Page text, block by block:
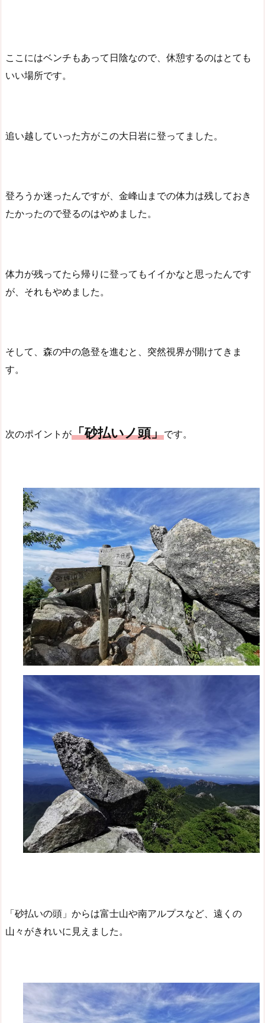
ここにはベンチもあって日陰なので、休憩するのはとても
いい場所です。
追い越していった方がこの大日岩に登ってました。
登ろうか迷ったんですが、金峰山までの体力は残しておき
たかったので登るのはやめました。
体力が残ってたら帰りに登ってもイイかなと思ったんです
が、それもやめました。
そして、森の中の急登を進むと、突然視界が開けてきま
す。
次のポイントが「砂払いノ頭」です。
「砂払いの頭」からは富士山や南アルプスなど、遠くの
山々がきれいに見えました。